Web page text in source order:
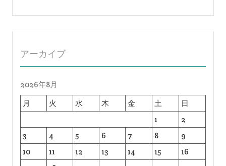
アーカイブ
2026年8月
月
火 水 木 金 土
日
1
2
3
4 5 6 7 8
9
10
11 12 13 14 15
16